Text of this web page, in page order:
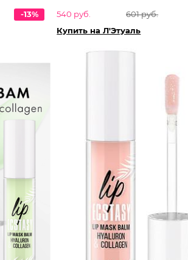
-13%
540 руб.
601 руб.
Купить на Л'Этуаль